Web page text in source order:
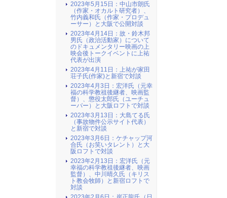
2023年5月15日：中山市朗氏
（作家・オカルト研究者）、
竹内義和氏（作家・プロデュ
ーサー）と大阪で公開対談
2023年4月14日：故・鈴木邦
男氏（政治活動家）について
のドキュメンタリー映画の上
映会後トークイベントに上祐
代表が出演
2023年4月11日：上祐が家田
荘子氏(作家)と新宿で対談
2023年4月3日：宏洋氏（元幸
福の科学教祖後継者、映画監
督）、懲役太郎氏（ユーチュ
ーバー）と大阪ロフトで対談
2023年3月13日：大島てる氏
（事故物件公示サイト代表）
と新宿で対談
2023年3月6日：ケチャップ河
合氏（お笑いタレント）と大
阪ロフトで対談
2023年2月13日：宏洋氏（元
幸福の科学教祖後継者、映画
監督）、中川晴久氏（キリス
ト教会牧師）と新宿ロフトで
対談